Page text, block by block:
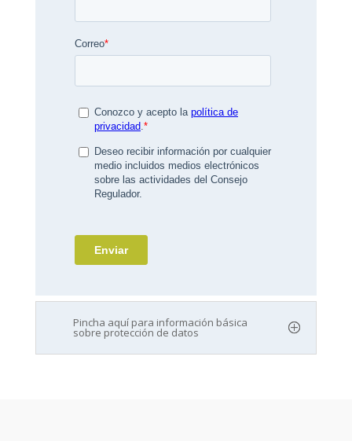
Pincha aquí para información básica
sobre protección de datos